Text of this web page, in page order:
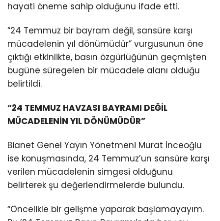
hayati öneme sahip olduğunu ifade etti.
“24 Temmuz bir bayram değil, sansüre karşı
mücadelenin yıl dönümüdür” vurgusunun öne
çıktığı etkinlikte, basın özgürlüğünün geçmişten
bugüne süregelen bir mücadele alanı olduğu
belirtildi.
“24 TEMMUZ HAVZASI BAYRAMI DEĞİL
MÜCADELENİN YIL DÖNÜMÜDÜR”
Bianet Genel Yayın Yönetmeni Murat İnceoğlu
ise konuşmasında, 24 Temmuz’un sansüre karşı
verilen mücadelenin simgesi olduğunu
belirterek şu değerlendirmelerde bulundu.
“Öncelikle bir gelişme yaparak başlamayayım.